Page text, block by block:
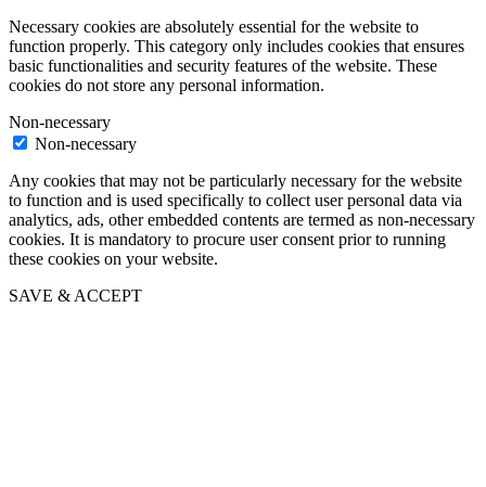
Necessary cookies are absolutely essential for the website to
function properly. This category only includes cookies that ensures
basic functionalities and security features of the website. These
cookies do not store any personal information.
Non-necessary
Non-necessary
Any cookies that may not be particularly necessary for the website
to function and is used specifically to collect user personal data via
analytics, ads, other embedded contents are termed as non-necessary
cookies. It is mandatory to procure user consent prior to running
these cookies on your website.
SAVE & ACCEPT